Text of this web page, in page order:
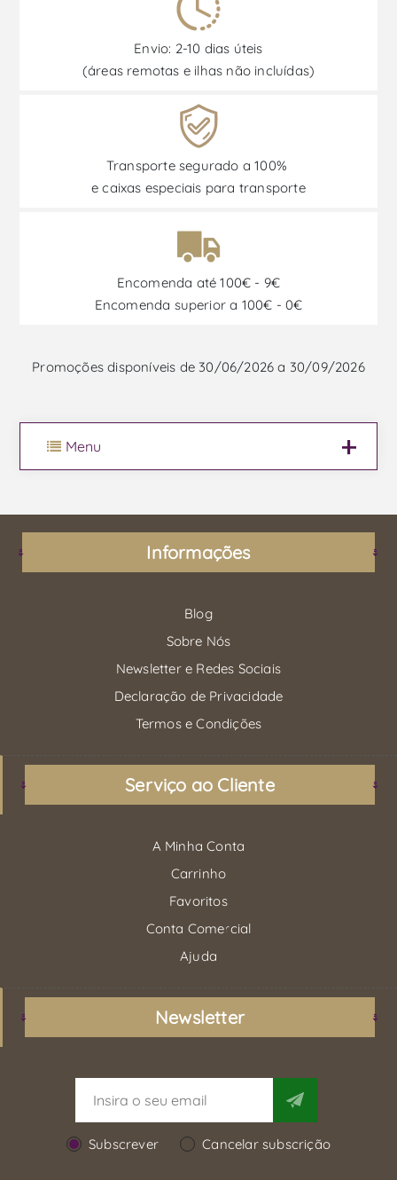
Envio: 2-10 dias úteis
(áreas remotas e ilhas não incluídas)
Transporte segurado a 100%
e caixas especiais para transporte
Encomenda até 100€ - 9€
Encomenda superior a 100€ - 0€
Promoções disponíveis de 30/06/2026 a 30/09/2026
Menu
Informações
Blog
Sobre Nós
Newsletter e Redes Sociais
Declaração de Privacidade
Termos e Condições
Serviço ao Cliente
A Minha Conta
Carrinho
Favoritos
Conta Comercial
Ajuda
Newsletter
Subscrever Cancelar subscrição